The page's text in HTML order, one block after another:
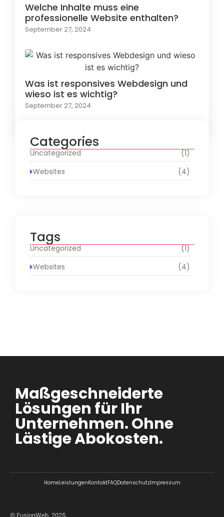
Welche Inhalte muss eine
professionelle Website enthalten?
September 27, 2024
Was ist responsives Webdesign und
wieso ist es wichtig?
September 27, 2024
Categories
Uncategorized
(1)
Websites
(4)
Tags
Uncategorized
(1)
Websites
(4)
Maßgeschneiderte
Lösungen für Ihr
Unternehmen. Ohne
Lästige Abokosten.
HomeLeistungenKontaktFAQDatenschutzImpressum
© FusionWeb, 2025